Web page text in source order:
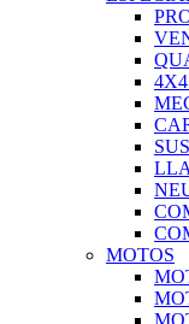
MOTOS